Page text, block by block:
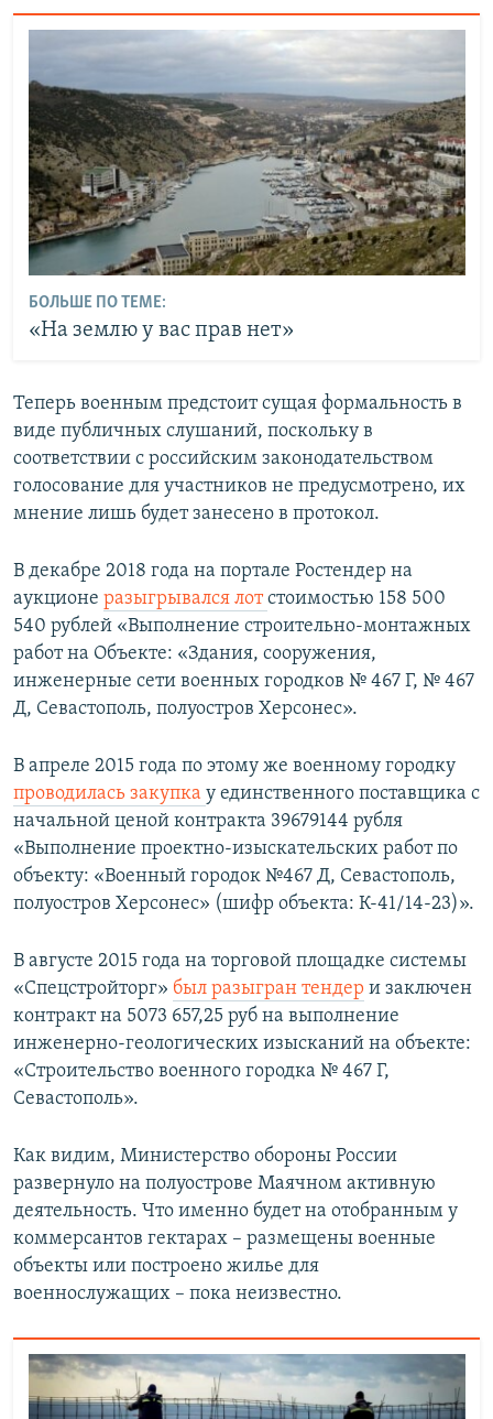
БОЛЬШЕ ПО ТЕМЕ:
«На землю у вас прав нет»
Теперь военным предстоит сущая формальность в
виде публичных слушаний, поскольку в
соответствии с российским законодательством
голосование для участников не предусмотрено, их
мнение лишь будет занесено в протокол.
В декабре 2018 года на портале Ростендер на
аукционе разыгрывался лотстоимостью 158 500
540 рублей «Выполнение строительно-монтажных
работ на Объекте: «Здания, сооружения,
инженерные сети военных городков № 467 Г, № 467
Д, Севастополь, полуостров Херсонес».
В апреле 2015 года по этому же военному городку
проводилась закупка у единственного поставщика с
начальной ценой контракта 39679144 рубля
«Выполнение проектно-изыскательских работ по
объекту: «Военный городок №467 Д, Севастополь,
полуостров Херсонес» (шифр объекта: К-41/14-23)».
В августе 2015 года на торговой площадке системы
«Спецстройторг» был разыгран тендер и заключен
контракт на 5073 657,25 руб на выполнение
инженерно-геологических изысканий на объекте:
«Строительство военного городка № 467 Г,
Севастополь».
Как видим, Министерство обороны России
развернуло на полуострове Маячном активную
деятельность. Что именно будет на отобранным у
коммерсантов гектарах – размещены военные
объекты или построено жилье для
военнослужащих – пока неизвестно.